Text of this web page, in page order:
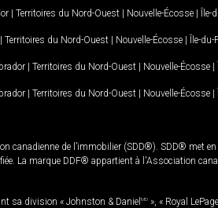
| Territoires du Nord-Ouest | Nouvelle-Écosse | Île-
| Territoires du Nord-Ouest | Nouvelle-Écosse | Île-du-
| Territoires du Nord-Ouest | Nouvelle-Écosse |
| Territoires du Nord-Ouest | Nouvelle-Écosse |
canadienne de l’immobilier (SDD®). SDD® met
La marque DDF® appartient à l'Association
sa division « Johnston & Daniel MD », « Royal LePage